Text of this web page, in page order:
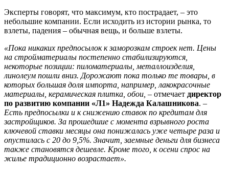
Эксперты говорят, что максимум, кто пострадает, – это
небольшие компании. Если исходить из истории рынка, то
взлеты, падения – обычная вещь, и больше взлеты.
«Пока никаких предпосылок к заморозкам строек нет. Цены
на стройматериалы постепенно стабилизируются,
некоторые позиции: пиломатериалы, металлоизделия,
линолеум пошли вниз. Дорожают пока только те товары, в
которых большая доля импорта, например, лакокрасочные
материалы, керамическая плитка, обои, – отмечает директор
по развитию компании «Л1» Надежда Калашникова. –
Есть предпосылки и к снижению ставок по кредитам для
застройщиков. За прошедшие с момента взрывного роста
ключевой ставки месяцы она понижалась уже четыре раза и
опустилась с 20 до 9,5%. Значит, заемные деньги для бизнеса
также становятся дешевле. Кроме того, к осени спрос на
жилье традиционно возрастает».